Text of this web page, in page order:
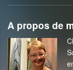
A propos de